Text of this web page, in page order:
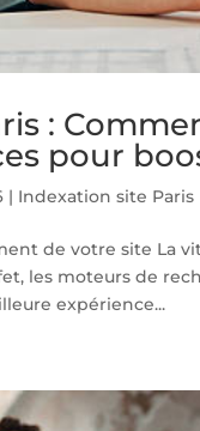
:
pour
| Indexation site Paris
de votre site La
les moteurs de
expérience...